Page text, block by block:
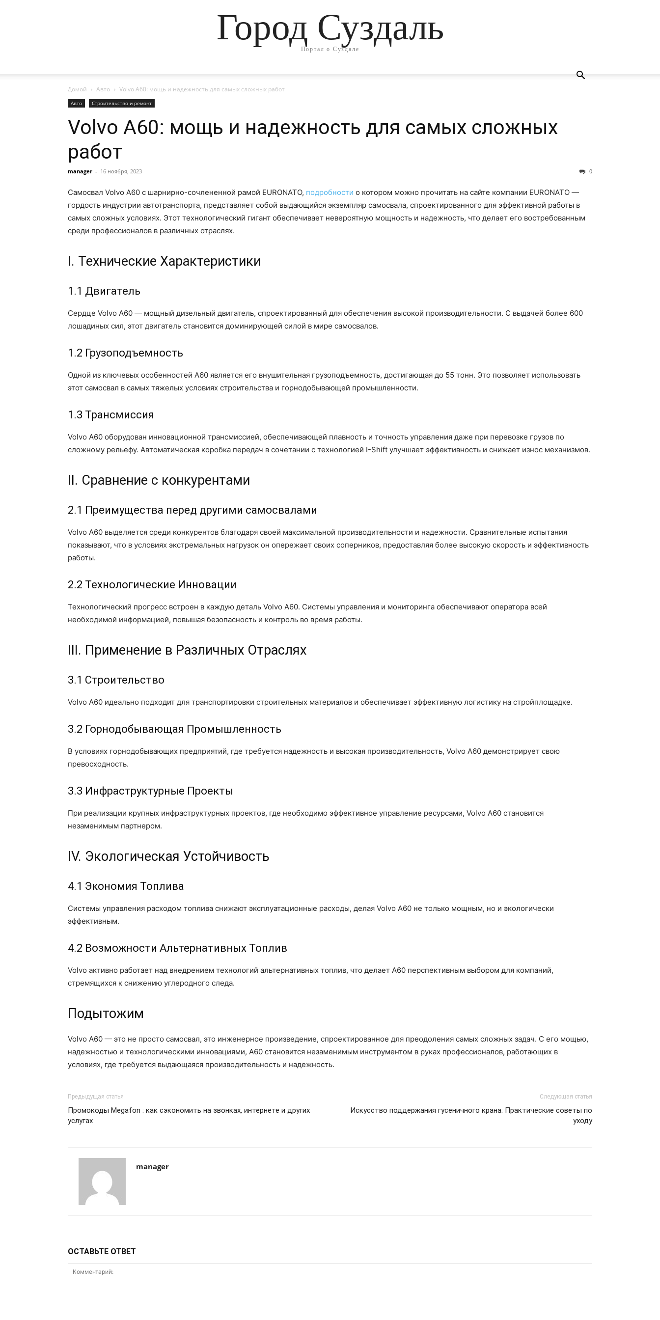
Город Суздаль
Портал о Суздале
Домой Авто Volvo A60: мощь и надежность для самых сложных работ
Авто Строительство и ремонт
Volvo A60: мощь и надежность для самых сложных
работ
manager - 16 ноября, 2023 0
Самосвал Volvo A60 с шарнирно-сочлененной рамой EURONATO, подробности о котором можно прочитать на сайте компании EURONATO —
гордость индустрии автотранспорта, представляет собой выдающийся экземпляр самосвала, спроектированного для эффективной работы в
самых сложных условиях. Этот технологический гигант обеспечивает невероятную мощность и надежность, что делает его востребованным
среди профессионалов в различных отраслях.
I. Технические Характеристики
1.1 Двигатель
Сердце Volvo A60 — мощный дизельный двигатель, спроектированный для обеспечения высокой производительности. С выдачей более 600
лошадиных сил, этот двигатель становится доминирующей силой в мире самосвалов.
1.2 Грузоподъемность
Одной из ключевых особенностей A60 является его внушительная грузоподъемность, достигающая до 55 тонн. Это позволяет использовать
этот самосвал в самых тяжелых условиях строительства и горнодобывающей промышленности.
1.3 Трансмиссия
Volvo A60 оборудован инновационной трансмиссией, обеспечивающей плавность и точность управления даже при перевозке грузов по
сложному рельефу. Автоматическая коробка передач в сочетании с технологией I-Shift улучшает эффективность и снижает износ механизмов.
II. Сравнение с конкурентами
2.1 Преимущества перед другими самосвалами
Volvo A60 выделяется среди конкурентов благодаря своей максимальной производительности и надежности. Сравнительные испытания
показывают, что в условиях экстремальных нагрузок он опережает своих соперников, предоставляя более высокую скорость и эффективность
работы.
2.2 Технологические Инновации
Технологический прогресс встроен в каждую деталь Volvo A60. Системы управления и мониторинга обеспечивают оператора всей
необходимой информацией, повышая безопасность и контроль во время работы.
III. Применение в Различных Отраслях
3.1 Строительство
Volvo A60 идеально подходит для транспортировки строительных материалов и обеспечивает эффективную логистику на стройплощадке.
3.2 Горнодобывающая Промышленность
В условиях горнодобывающих предприятий, где требуется надежность и высокая производительность, Volvo A60 демонстрирует свою
превосходность.
3.3 Инфраструктурные Проекты
При реализации крупных инфраструктурных проектов, где необходимо эффективное управление ресурсами, Volvo A60 становится
незаменимым партнером.
IV. Экологическая Устойчивость
4.1 Экономия Топлива
Системы управления расходом топлива снижают эксплуатационные расходы, делая Volvo A60 не только мощным, но и экологически
эффективным.
4.2 Возможности Альтернативных Топлив
Volvo активно работает над внедрением технологий альтернативных топлив, что делает A60 перспективным выбором для компаний,
стремящихся к снижению углеродного следа.
Подытожим
Volvo A60 — это не просто самосвал, это инженерное произведение, спроектированное для преодоления самых сложных задач. С его мощью,
надежностью и технологическими инновациями, A60 становится незаменимым инструментом в руках профессионалов, работающих в
условиях, где требуется выдающаяся производительность и надежность.
Предыдущая статья
Промокоды Megafon : как сэкономить на звонках, интернете и других
услугах
Следующая статья
Искусство поддержания гусеничного крана: Практические советы по
уходу
manager
ОСТАВЬТЕ ОТВЕТ